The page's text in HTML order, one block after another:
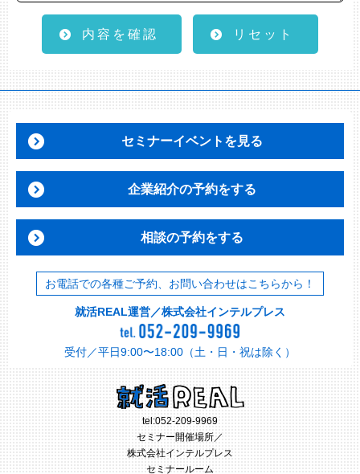
セミナーイベントを見る
企業紹介の予約をする
相談の予約をする
お電話での各種ご予約、お問い合わせはこちらから！
就活REAL運営／株式会社インテルプレス
受付／平日9:00〜18:00（土・日・祝は除く）
tel:052-209-9969
セミナー開催場所／
株式会社インテルプレス
セミナールーム